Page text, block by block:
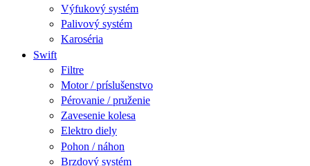
Výfukový systém
Palivový systém
Karoséria
Swift
Filtre
Motor / príslušenstvo
Pérovanie / pruženie
Zavesenie kolesa
Elektro diely
Pohon / náhon
Brzdový systém